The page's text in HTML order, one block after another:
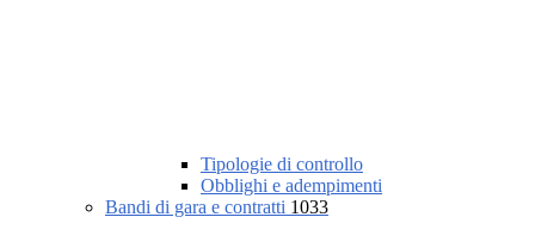
Tipologie di controllo
Obblighi e adempimenti
Bandi di gara e contratti 1033